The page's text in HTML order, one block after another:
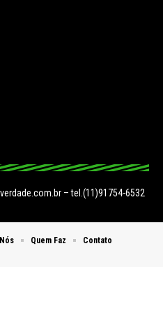
– tel.(11)91754-6532
Quem Faz Contato